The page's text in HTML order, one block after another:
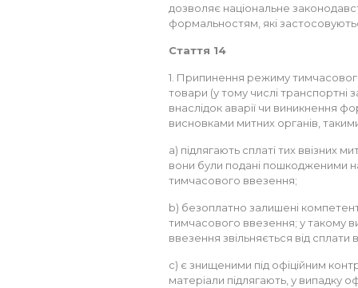
дозволяє національне
формальностям, які
Стаття 14
1. Припинення режиму
товари (у тому числі
внаслідок аварії чи виникнення
висновками митних органів,
a) підлягають сплаті тих ввізних
вони були подані пошкодженими
тимчасового ввезення;
b) безоплатно залишені
тимчасового ввезення; у такому
ввезення звільняється від сплати
c) є знищеними під офіційним
матеріали підлягають, у випадку